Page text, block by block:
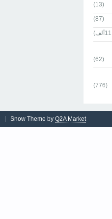
(13)
(87)
(62)
(776)
Snow Theme by Q2A Market